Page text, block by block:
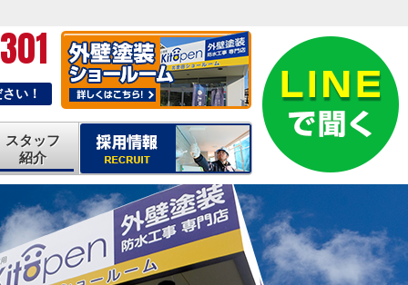
い！
スタッフ
紹介